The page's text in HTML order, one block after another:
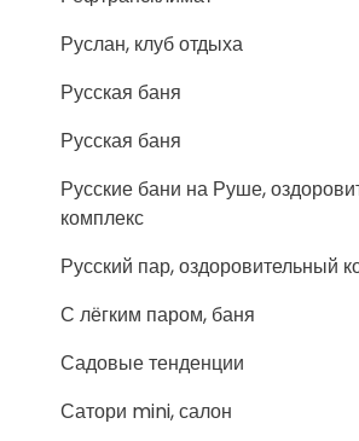
Руслан, клуб отдыха
Русская баня
Русская баня
Русские бани на Руше,
комплекс
Русский пар, оздоровительный
С лёгким паром, баня
Садовые тенденции
Сатори mini, салон